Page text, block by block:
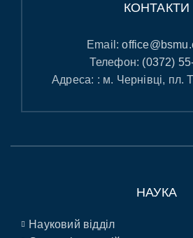
КОНТАКТИ
Email:
Телефон: (0372)
Адреса: : м. Чернівці, пл.
НАУКА
Науковий відділ